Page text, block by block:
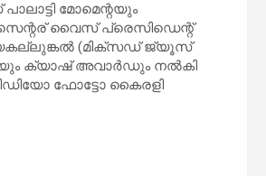
മോമെന്റയും
സെന്റര് വൈസ് പ്രെസിഡെന്റ്
(മിക്സഡ് ജ്യൂസ്
ക്യാഷ് അവാർഡും നൽകി
ഫോട്ടോ കൈരളി